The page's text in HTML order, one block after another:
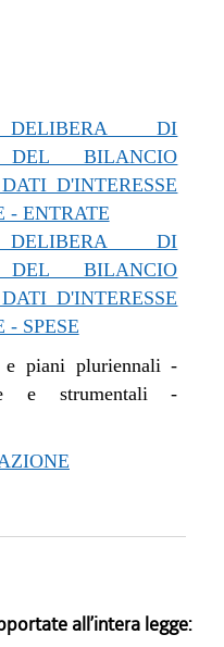
DELIBERA DI
DEL BILANCIO
D'INTERESSE
- ENTRATE
DELIBERA DI
DEL BILANCIO
D'INTERESSE
- SPESE
e piani pluriennali -
e strumentali -
all’intera legge: